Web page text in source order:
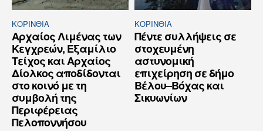
ΚΟΡΙΝΘΊΑ
Αρχαίος Λιμένας των
Κεγχρεών, Εξαμίλιο
Τείχος και Aρχαίος
Δίολκος αποδίδονται
στο κοινό με τη
συμβολή της
Περιφέρειας
Πελοποννήσου
ΚΟΡΙΝΘΊΑ
Πέντε συλλήψεις σε
στοχευμένη
αστυνομική
επιχείρηση σε δήμο
Βέλου–Βόχας και
Σικυωνίων